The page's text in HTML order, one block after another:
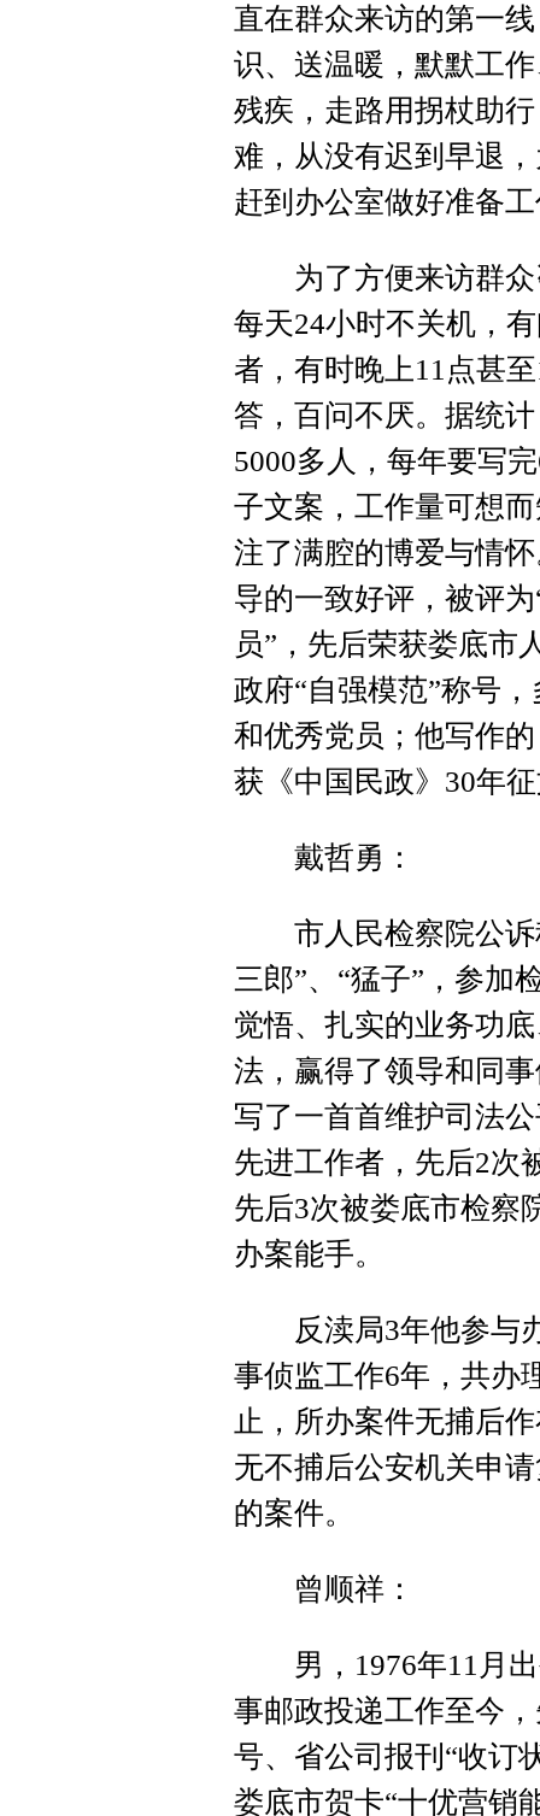
直在群众来访的第一
识、送温暖，默默工
残疾，走路用拐杖助
难，从没有迟到早退
赶到办公室做好准备
为了方便来访群众
每天24小时不关机，
者，有时晚上11点甚
答，百问不厌。据统
5000多人，每年要写
子文案，工作量可想
注了满腔的博爱与情
导的一致好评，被评
员”，先后荣获娄底市
政府“自强模范”称号
和优秀党员；他写作
获《中国民政》30年
戴哲勇：
市人民检察院公诉
三郎”、“猛子”，参加
觉悟、扎实的业务功
法，赢得了领导和同
写了一首首维护司法
先进工作者，先后2次
先后3次被娄底市检察
办案能手。
反渎局3年他参与办
事侦监工作6年，共办
止，所办案件无捕后
无不捕后公安机关申
的案件。
曾顺祥：
男，1976年11月出
事邮政投递工作至今
号、省公司报刊“收订
娄底市贺卡“十优营销